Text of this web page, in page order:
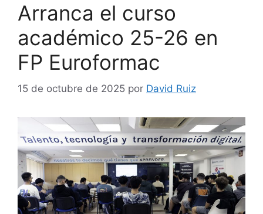
Arranca el curso
académico 25-26 en
FP Euroformac
15 de octubre de 2025 por David Ruiz